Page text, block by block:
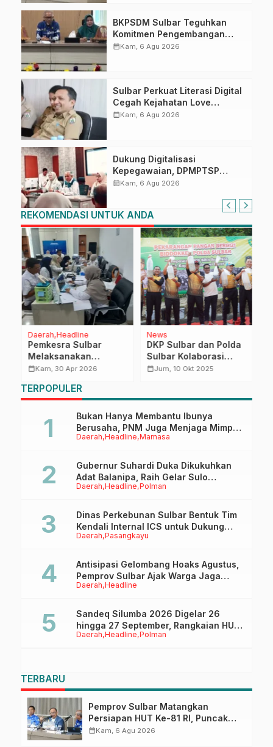
BKPSDM Sulbar Teguhkan
Komitmen Pengembangan
Kompetensi ASN melalui
calendar_monthKam, 6 Agu 2026
Sulbar Perkuat Literasi Digital
Cegah Kejahatan Love
Scamming
calendar_monthKam, 6 Agu 2026
Dukung Digitalisasi
Kepegawaian, DPMPTSP
Sulbar Siap Terapkan Aplikasi
calendar_monthKam, 6 Agu 2026
REKOMENDASI UNTUK ANDA
Daerah Headline
Pemkesra Sulbar
Melaksanakan
Pemberkasan bagi
Beasiswa
calendar_monthKam, 30 Apr 2026
News
DKP Sulbar dan Polda
Sulbar Kolaborasi
Bangun Kemandirian
calendar_monthJum, 10 Okt 2025
TERPOPULER
Daerah Headline Mamasa
Bukan Hanya Membantu Ibunya
Berusaha, PNM Juga Menjaga Mimpi
Anaknya Untuk Menggapai Cita-Cita
Daerah Headline Polman
Gubernur Suhardi Duka Dikukuhkan
Adat Balanipa, Raih Gelar Sulo
Tappidena
Daerah Pasangkayu
Dinas Perkebunan Sulbar Bentuk Tim
Kendali Internal ICS untuk Dukung
Sertifikasi ISPO Pekebun di
Daerah Headline
Antisipasi Gelombang Hoaks Agustus,
Pemprov Sulbar Ajak Warga Jaga
Ruang Digital
Daerah Headline Polman
Sandeq Silumba 2026 Digelar 26
hingga 27 September, Rangkaian HUT
Sulbar
TERBARU
Pemprov Sulbar Matangkan
Persiapan HUT Ke-81 RI, Puncak
Upacara di Lapangan Ahmad
calendar_monthKam, 6 Agu 2026